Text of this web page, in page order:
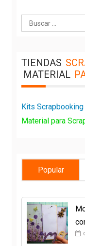
Buscar:
TIENDAS
MATERIAL
Kits Scrapbooking
Material para
Popular